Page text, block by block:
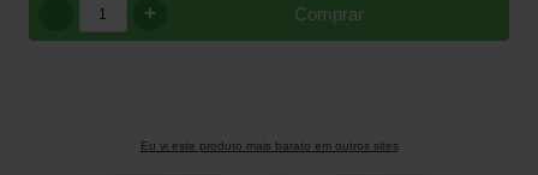
Comprar
+
Eu vi este produto mais barato em outros sites